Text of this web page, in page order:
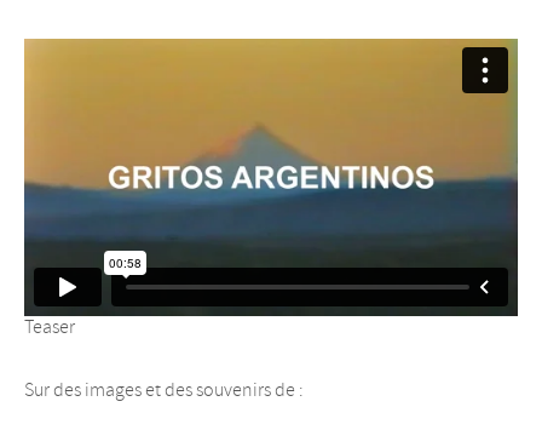
Teaser
Sur des images et des souvenirs de :